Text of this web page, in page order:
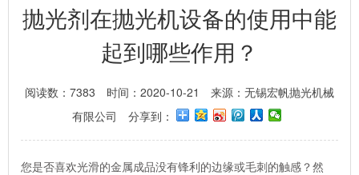
抛光剂在抛光机设备的使用中能
起到哪些作用？
阅读数：7383 时间：2020-10-21
来源：无锡宏帆抛光机械
有限公司
分享到：
您是否喜欢光滑的金属成品没有锋利的边缘或毛刺的触感？然